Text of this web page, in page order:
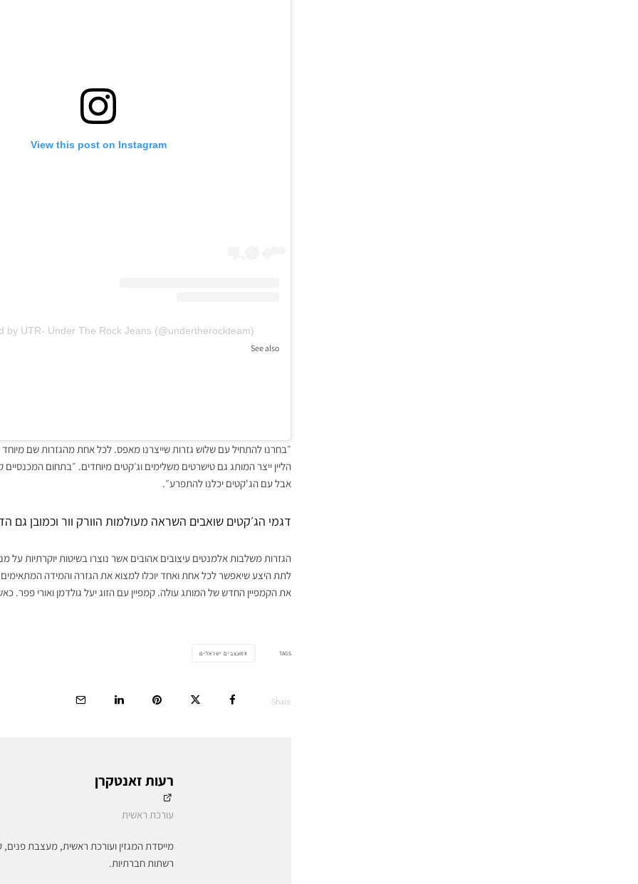
View this post on Instagram
by UTR- Under The Rock Jeans (@undertherockteam)
See also
״בחרנו להתחיל עם שלוש גזרות שייצרנו מאפס. לכל אחת מהגזרות שם
הליין ייצר המותג גם טישרטים משלימים וג׳קטים מיוחדים. ״בתחום
אבל עם הג'קטים יכלנו להתפרע״.
דגמי הג׳קטים שואבים השראה מעולמות הוורק וור וכמובן גם
הגזרות משלבות אלמנטים עיצובים אהובים אשר נוצרו בשיטות יוקרתיות
לתת היצע שיאפשר לכל אחת ואחד יוכלו למצוא את הגזרה והמידה
את הקמפיין החדש של המותג עולה. קמפיין עם הזוג יעל גולדמן ואורי
TAGS מעצבים ישראלים
Share
רעות זאנטקרן
עורכת ראשית
מייסדת המגזין ועורכת ראשית, מעצבת פנים,
רשתות חברתיות.